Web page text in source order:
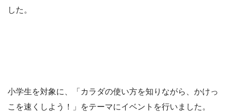
した。
小学生を対象に、「カラダの使い方を知りながら、かけっ
こを速くしよう！」をテーマにイベントを行いました。